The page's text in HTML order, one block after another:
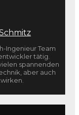
Ingenieur Team
tätig.
spannenden
aber auch